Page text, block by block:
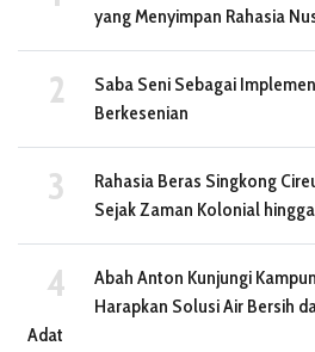
yang Menyimpan Rahasia
Saba Seni Sebagai
Berkesenian
Rahasia Beras Singkong
Sejak Zaman Kolonial
Abah Anton Kunjungi
Harapkan Solusi Air Bersih
Adat